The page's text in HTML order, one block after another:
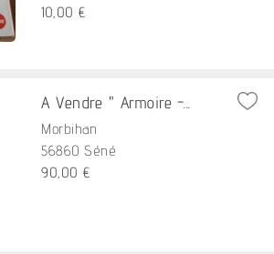
10,00 €
A Vendre " Armoire -...
Morbihan
56860 Séné
90,00 €